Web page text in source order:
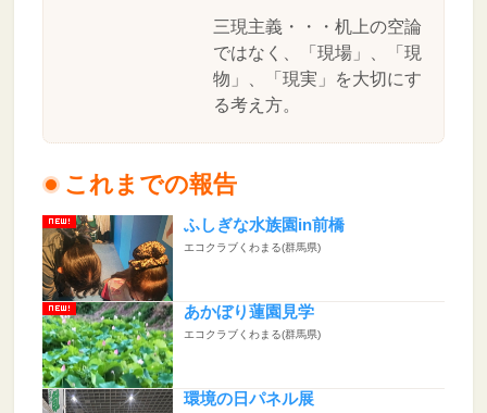
三現主義・・・机上の空論
ではなく、「現場」、「現
物」、「現実」を大切にす
る考え方。
これまでの報告
ふしぎな水族園in前橋
エコクラブくわまる(群馬県)
あかぼり蓮園見学
エコクラブくわまる(群馬県)
環境の日パネル展